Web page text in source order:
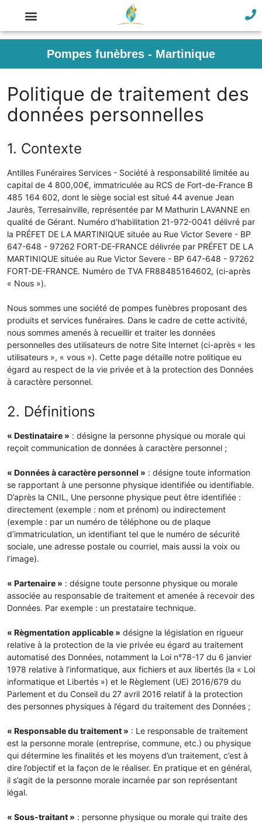
Pompes funèbres - Martinique
Politique de traitement des
données personnelles
1. Contexte
Antilles Funéraires Services - Société à responsabilité limitée au
capital de 4 800,00€, immatriculée au RCS de Fort-de-France B
485 164 602, dont le siège social est situé 44 avenue Jean
Jaurès, Terresainville, représentée par M Mathurin LAVANNE en
qualité de Gérant. Numéro d'habilitation 21-972-0041 délivré par
la PRÉFET DE LA MARTINIQUE située au Rue Victor Severe - BP
647-648 - 97262 FORT-DE-FRANCE délivrée par PRÉFET DE LA
MARTINIQUE située au Rue Victor Severe - BP 647-648 - 97262
FORT-DE-FRANCE. Numéro de TVA FR88485164602, (ci-après
« Nous »).
Nous sommes une société de pompes funèbres proposant des
produits et services funéraires. Dans le cadre de cette activité,
nous sommes amenés à recueillir et traiter les données
personnelles des utilisateurs de notre Site Internet (ci-après « les
utilisateurs », « vous »). Cette page détaille notre politique eu
égard au respect de la vie privée et à la protection des Données
à caractère personnel.
2. Définitions
« Destinataire » : désigne la personne physique ou morale qui
reçoit communication de données à caractère personnel ;
« Données à caractère personnel » : désigne toute information
se rapportant à une personne physique identifiée ou identifiable.
D’après la CNIL, Une personne physique peut être identifiée :
directement (exemple : nom et prénom) ou indirectement
(exemple : par un numéro de téléphone ou de plaque
d’immatriculation, un identifiant tel que le numéro de sécurité
sociale, une adresse postale ou courriel, mais aussi la voix ou
l’image).
« Partenaire » : désigne toute personne physique ou morale
associée au responsable de traitement et amenée à recevoir des
Données. Par exemple : un prestataire technique.
« Règmentation applicable » désigne la législation en rigueur
relative à la protection de la vie privée eu égard au traitement
automatisé des Données, notamment la Loi n°78-17 du 6 janvier
1978 relative à l’informatique, aux fichiers et aux libertés (la « Loi
informatique et Libertés ») et le Règlement (UE) 2016/679 du
Parlement et du Conseil du 27 avril 2016 relatif à la protection
des personnes physiques à l’égard du traitement des Données ;
« Responsable du traitement » : Le responsable de traitement
est la personne morale (entreprise, commune, etc.) ou physique
qui détermine les finalités et les moyens d’un traitement, c’est à
dire l’objectif et la façon de le réaliser. En pratique et en général,
il s’agit de la personne morale incarnée par son représentant
légal.
« Sous-traitant » : personne physique ou morale qui traite des